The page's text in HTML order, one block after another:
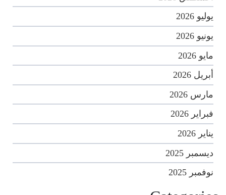
يوليو 2026
يونيو 2026
مايو 2026
أبريل 2026
مارس 2026
فبراير 2026
يناير 2026
ديسمبر 2025
نوفمبر 2025